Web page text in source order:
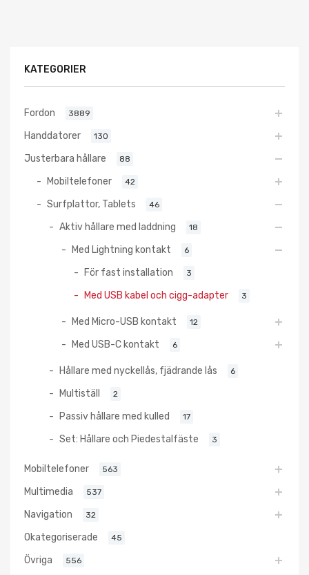
KATEGORIER
Fordon 3889
Handdatorer 130
Justerbara hållare 88
Mobiltelefoner 42
Surfplattor, Tablets 46
Aktiv hållare med laddning 18
Med Lightning kontakt 6
För fast installation 3
Med USB kabel och cigg-adapter 3
Med Micro-USB kontakt 12
Med USB-C kontakt 6
Hållare med nyckellås, fjädrande lås 6
Multiställ 2
Passiv hållare med kulled 17
Set: Hållare och Piedestalfäste 3
Mobiltelefoner 563
Multimedia 537
Navigation 32
Okategoriserade 45
Övriga 556